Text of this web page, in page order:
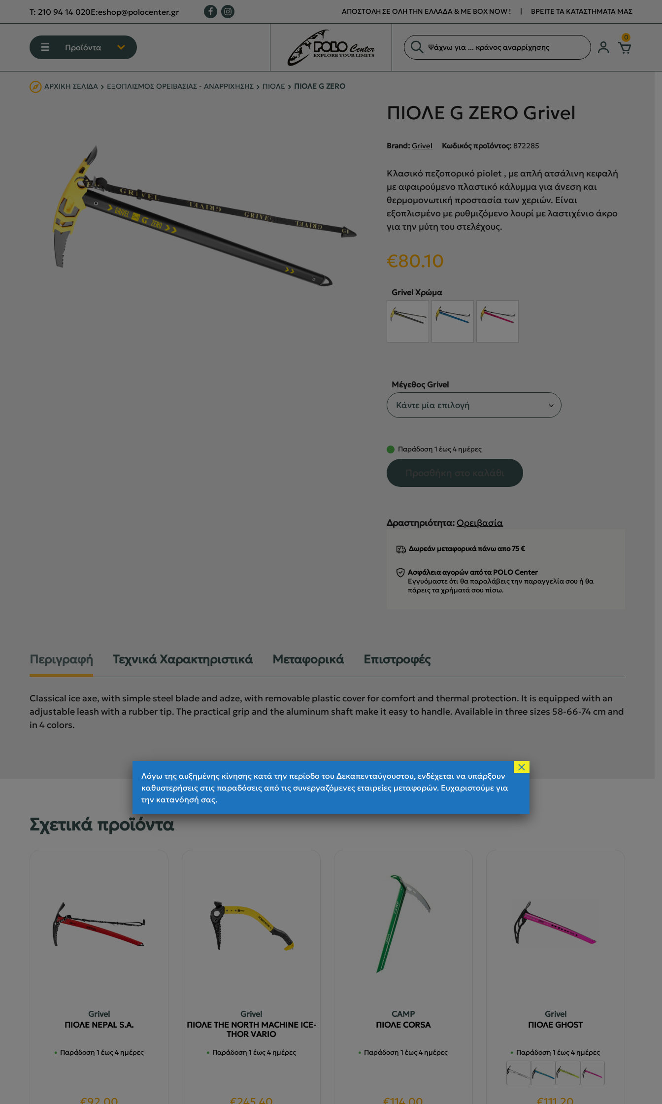
T: 210 94 14 020E:eshop@polocenter.gr ΑΠΟΣΤΟΛΗ ΣΕ ΟΛΗ ΤΗΝ ΕΛΛΑΔΑ & ΜΕ BOX NOW ! | ΒΡΕΙΤΕ ΤΑ ΚΑΤΑΣΤΗΜΑΤΑ ΜΑΣ
Προϊόντα
Αναζήτηση
προϊόντων
0
ΑΝΑΡΡΙΧΗΣΗ
ΠΕΖΟΠΟΡΙΑ
CAMPING
ΣΑΚΙΔΙΑ - ΤΣΑΝΤΕΣ
ΤΑΞΙΔΙ - ΠΟΛΗ
ΑΡΧΙΚΉ ΣΕΛΊΔΑ ΕΞΟΠΛΙΣΜΟΣ ΟΡΕΙΒΑΣΙΑΣ - ΑΝΑΡΡΙΧΗΣΗΣ ΠΙΟΛΕ ΠΙΟΛΕ G ZERO
ΠΙΟΛΕ G ZERO Grivel
Brand: Grivel Κωδικός προϊόντος: 872285
Κλασικό πεζοπορικό piolet , με απλή ατσάλινη κεφαλή
με αφαιρούμενο πλαστικό κάλυμμα για άνεση και
θερμομονωτική προστασία των χεριών. Είναι
εξοπλισμένο με ρυθμιζόμενο λουρί με λαστιχένιο άκρο
για την μύτη του στελέχους.
€80.10
Grivel Χρώμα
Μέγεθος Grivel
Παράδοση 1 έως 4 ημέρες
Δραστηριότητα: Ορειβασία
Δωρεάν μεταφορικά πάνω απο 75 €
Ασφάλεια αγορών από τα POLO Center
Εγγυόμαστε ότι θα παραλάβεις την παραγγελία σου ή θα
πάρεις τα χρήματά σου πίσω.
Περιγραφή Τεχνικά Χαρακτηριστικά Μεταφορικά Επιστροφές
Classical ice axe, with simple steel blade and adze, with removable plastic cover for comfort and thermal protection. It is equipped with an
adjustable leash with a rubber tip. The practical grip and the aluminum shaft make it easy to handle. Available in three sizes 58-66-74 cm and
in 4 colors.
Σχετικά προϊόντα
Grivel
ΠΙΟΛΕ NEPAL S.A.
Παράδοση 1 έως 4 ημέρες
Grivel
ΠΙΟΛΕ THE NORTH MACHINE ICE-
THOR VARIO
Παράδοση 1 έως 4 ημέρες
CAMP
ΠΙΟΛΕ CORSA
Παράδοση 1 έως 4 ημέρες
Grivel
ΠΙΟΛΕ GHOST
Παράδοση 1 έως 4 ημέρες
Λόγω της αυξημένης κίνησης κατά την περίοδο του Δεκαπενταύγουστου, ενδέχεται να υπάρξουν
καθυστερήσεις στις παραδόσεις από τις συνεργαζόμενες εταιρείες μεταφορών. Ευχαριστούμε για
την κατανόησή σας.
×